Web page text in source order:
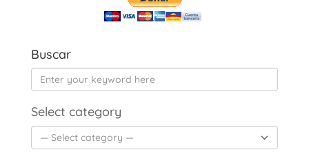
Buscar
Select category